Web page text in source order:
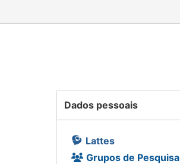
Dados pessoais
Lattes
Grupos de Pesquisa